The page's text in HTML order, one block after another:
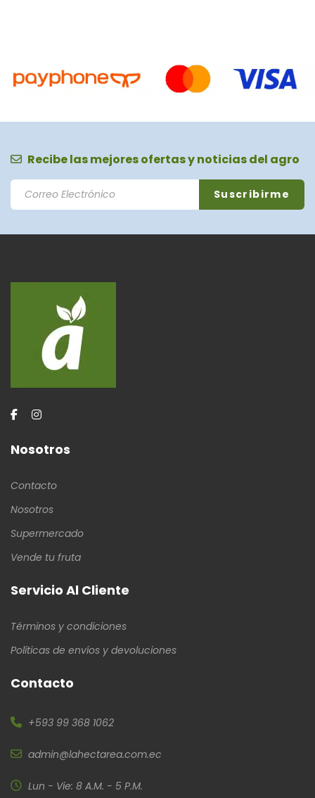
Recibe las mejores ofertas y noticias del agro
Nosotros
Contacto
Nosotros
Supermercado
Vende tu fruta
Servicio Al Cliente
Términos y condiciones
Políticas de envíos y devoluciones
Contacto
+593 99 368 1062
admin@lahectarea.com.ec
Lun - Vie: 8 A.M. - 5 P.M.